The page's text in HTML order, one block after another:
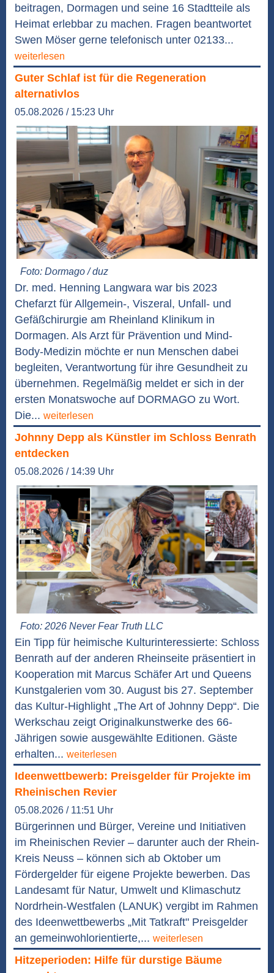
beitragen, Dormagen und seine 16 Stadtteile als
Heimat erlebbar zu machen. Fragen beantwortet
Swen Möser gerne telefonisch unter 02133...
weiterlesen
Guter Schlaf ist für die Regeneration
alternativlos
05.08.2026 / 15:23 Uhr
Foto: Dormago / duz
Dr. med. Henning Langwara war bis 2023
Chefarzt für Allgemein-, Viszeral, Unfall- und
Gefäßchirurgie am Rheinland Klinikum in
Dormagen. Als Arzt für Prävention und Mind-
Body-Medizin möchte er nun Menschen dabei
begleiten, Verantwortung für ihre Gesundheit zu
übernehmen. Regelmäßig meldet er sich in der
ersten Monatswoche auf DORMAGO zu Wort.
Die... weiterlesen
Johnny Depp als Künstler im Schloss Benrath
entdecken
05.08.2026 / 14:39 Uhr
Foto: 2026 Never Fear Truth LLC
Ein Tipp für heimische Kulturinteressierte: Schloss
Benrath auf der anderen Rheinseite präsentiert in
Kooperation mit Marcus Schäfer Art und Queens
Kunstgalerien vom 30. August bis 27. September
das Kultur-Highlight „The Art of Johnny Depp“. Die
Werkschau zeigt Originalkunstwerke des 66-
Jährigen sowie ausgewählte Editionen. Gäste
erhalten... weiterlesen
Ideenwettbewerb: Preisgelder für Projekte im
Rheinischen Revier
05.08.2026 / 11:51 Uhr
Bürgerinnen und Bürger, Vereine und Initiativen
im Rheinischen Revier – darunter auch der Rhein-
Kreis Neuss – können sich ab Oktober um
Fördergelder für eigene Projekte bewerben. Das
Landesamt für Natur, Umwelt und Klimaschutz
Nordrhein-Westfalen (LANUK) vergibt im Rahmen
des Ideenwettbewerbs „Mit Tatkraft" Preisgelder
an gemeinwohlorientierte,... weiterlesen
Hitzeperioden: Hilfe für durstige Bäume